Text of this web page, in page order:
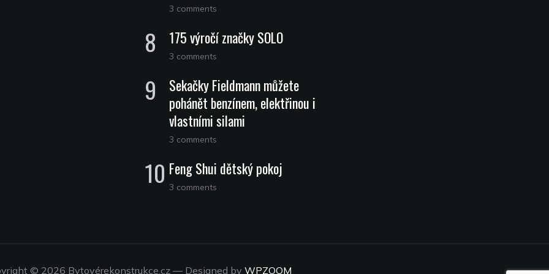
3 comments
175 výročí značky SOLO
3 comments
Sekačky Fieldmann můžete
pohánět benzínem, elektřinou i
vlastními silami
3 comments
Feng Shui dětský pokoj
3 comments
© 2026 Bytovérekonstrukce.cz — Designed by WPZOOM